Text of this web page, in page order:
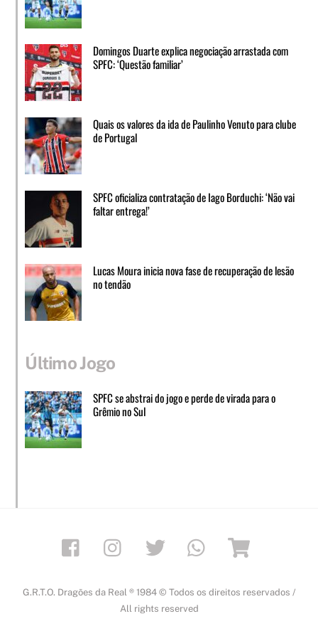
Domingos Duarte explica negociação arrastada com
SPFC: ‘Questão familiar’
Quais os valores da ida de Paulinho Venuto para clube
de Portugal
SPFC oficializa contratação de Iago Borduchi: ‘Não vai
faltar entrega!’
Lucas Moura inicia nova fase de recuperação de lesão
no tendão
Último Jogo
SPFC se abstrai do jogo e perde de virada para o
Grêmio no Sul
Facebook Instagram Twitter Whatsapp
G.R.T.O. Dragões da Real ® 1984 © Todos os direitos reservados /
All rights reserved